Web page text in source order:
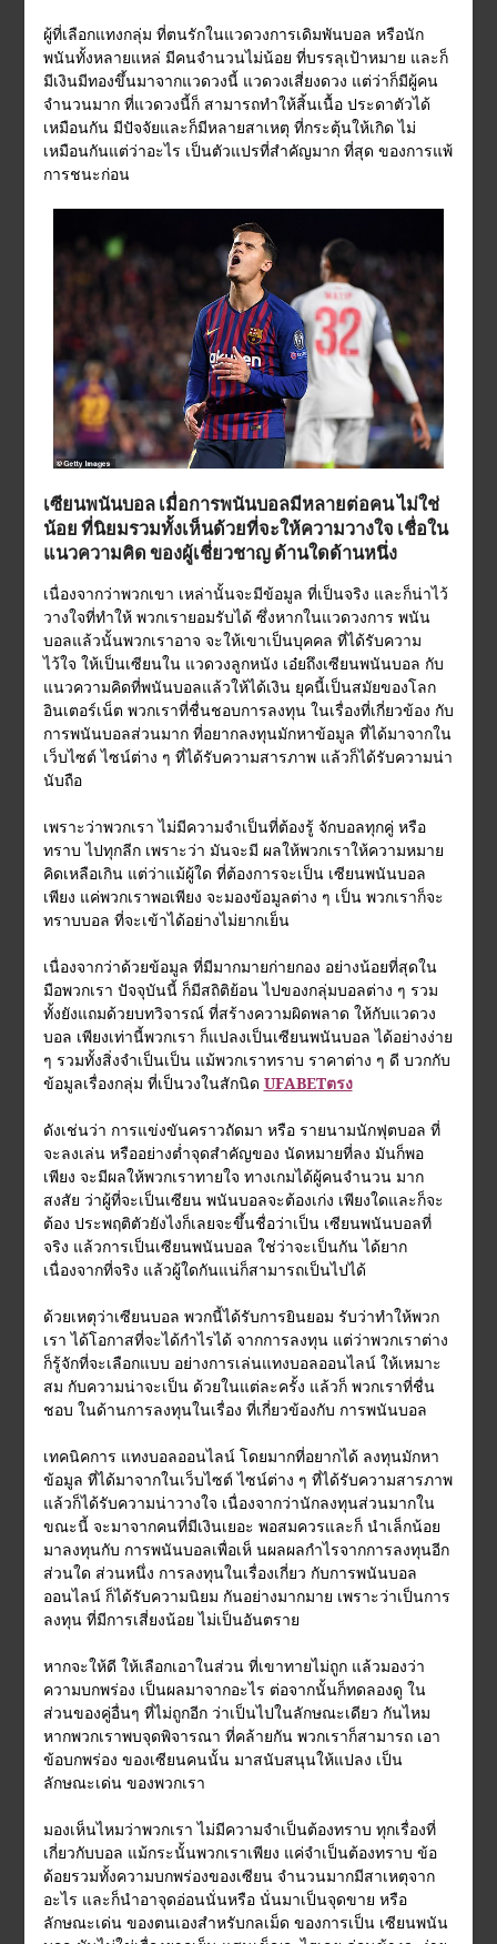
ผู้ที่เลือกแทงกลุ่ม ที่ตนรักในแวดวงการเดิมพันบอล หรือนัก
พนันทั้งหลายแหล่ มีคนจำนวนไม่น้อย ที่บรรลุเป้าหมาย และก็
มีเงินมีทองขึ้นมาจากแวดวงนี้ แวดวงเสี่ยงดวง แต่ว่าก็มีผู้คน
จำนวนมาก ที่แวดวงนี้ก็ สามารถทำให้สิ้นเนื้อ ประดาตัวได้
เหมือนกัน มีปัจจัยและก็มีหลายสาเหตุ ที่กระตุ้นให้เกิด ไม่
เหมือนกันแต่ว่าอะไร เป็นตัวแปรที่สำคัญมาก ที่สุด ของการแพ้
การชนะก่อน
เซียนพนันบอล เมื่อการพนันบอลมีหลายต่อคน ไม่ใช่
น้อย ที่นิยมรวมทั้งเห็นด้วยที่จะให้ความวางใจ เชื่อใน
แนวความคิด ของผู้เชี่ยวชาญ ด้านใดด้านหนึ่ง
เนื่องจากว่าพวกเขา เหล่านั้นจะมีข้อมูล ที่เป็นจริง และก็น่าไว้
วางใจที่ทำให้ พวกเรายอมรับได้ ซึ่งหากในแวดวงการ พนัน
บอลแล้วนั้นพวกเราอาจ จะให้เขาเป็นบุคคล ที่ได้รับความ
ไว้ใจ ให้เป็นเซียนใน แวดวงลูกหนัง เอ๋ยถึงเซียนพนันบอล กับ
แนวความคิดที่พนันบอลแล้วให้ได้เงิน ยุคนี้เป็นสมัยของโลก
อินเตอร์เน็ต พวกเราที่ชื่นชอบการลงทุน ในเรื่องที่เกี่ยวข้อง กับ
การพนันบอลส่วนมาก ที่อยากลงทุนมักหาข้อมูล ที่ได้มาจากใน
เว็บไซต์ ไซน์ต่าง ๆ ที่ได้รับความสารภาพ แล้วก็ได้รับความน่า
นับถือ
เพราะว่าพวกเรา ไม่มีความจำเป็นที่ต้องรู้ จักบอลทุกคู่ หรือ
ทราบ ไปทุกลีก เพราะว่า มันจะมี ผลให้พวกเราให้ความหมาย
คิดเหลือเกิน แต่ว่าแม้ผู้ใด ที่ต้องการจะเป็น เซียนพนันบอล
เพียง แค่พวกเราพอเพียง จะมองข้อมูลต่าง ๆ เป็น พวกเราก็จะ
ทราบบอล ที่จะเข้าได้อย่างไม่ยากเย็น
เนื่องจากว่าด้วยข้อมูล ที่มีมากมายก่ายกอง อย่างน้อยที่สุดใน
มือพวกเรา ปัจจุบันนี้ ก็มีสถิติย้อน ไปของกลุ่มบอลต่าง ๆ รวม
ทั้งยังแถมด้วยบทวิจารณ์ ที่สร้างความผิดพลาด ให้กับแวดวง
บอล เพียงเท่านี้พวกเรา ก็แปลงเป็นเซียนพนันบอล ได้อย่างง่าย
ๆ รวมทั้งสิ่งจำเป็นเป็น แม้พวกเราทราบ ราคาต่าง ๆ ดี บวกกับ
ข้อมูลเรื่องกลุ่ม ที่เป็นวงในสักนิด UFABETตรง
ดังเช่นว่า การแข่งขันคราวถัดมา หรือ รายนามนักฟุตบอล ที่
จะลงเล่น หรืออย่างต่ำจุดสำคัญของ นัดหมายที่ลง มันก็พอ
เพียง จะมีผลให้พวกเราทายใจ ทางเกมได้ผู้คนจำนวน มาก
สงสัย ว่าผู้ที่จะเป็นเซียน พนันบอลจะต้องเก่ง เพียงใดและก็จะ
ต้อง ประพฤติตัวยังไงก็เลยจะขึ้นชื่อว่าเป็น เซียนพนันบอลที่
จริง แล้วการเป็นเซียนพนันบอล ใช่ว่าจะเป็นกัน ได้ยาก
เนื่องจากที่จริง แล้วผู้ใดกันแน่ก็สามารถเป็นไปได้
ด้วยเหตุว่าเซียนบอล พวกนี้ได้รับการยินยอม รับว่าทำให้พวก
เรา ได้โอกาสที่จะได้กำไรได้ จากการลงทุน แต่ว่าพวกเราต่าง
ก็รู้จักที่จะเลือกแบบ อย่างการเล่นแทงบอลออนไลน์ ให้เหมาะ
สม กับความน่าจะเป็น ด้วยในแต่ละครั้ง แล้วก็ พวกเราที่ชื่น
ชอบ ในด้านการลงทุนในเรื่อง ที่เกี่ยวข้องกับ การพนันบอล
เทคนิคการ แทงบอลออนไลน์ โดยมากที่อยากได้ ลงทุนมักหา
ข้อมูล ที่ได้มาจากในเว็บไซต์ ไซน์ต่าง ๆ ที่ได้รับความสารภาพ
แล้วก็ได้รับความน่าวางใจ เนื่องจากว่านักลงทุนส่วนมากใน
ขณะนี้ จะมาจากคนที่มีเงินเยอะ พอสมควรและก็ นำเล็กน้อย
มาลงทุนกับ การพนันบอลเพื่อเห็ นผลผลกำไรจากการลงทุนอีก
ส่วนใด ส่วนหนึ่ง การลงทุนในเรื่องเกี่ยว กับการพนันบอล
ออนไลน์ ก็ได้รับความนิยม กันอย่างมากมาย เพราะว่าเป็นการ
ลงทุน ที่มีการเสี่ยงน้อย ไม่เป็นอันตราย
หากจะให้ดี ให้เลือกเอาในส่วน ที่เขาทายไม่ถูก แล้วมองว่า
ความบกพร่อง เป็นผลมาจากอะไร ต่อจากนั้นก็ทดลองดู ใน
ส่วนของคู่อื่นๆ ที่ไม่ถูกอีก ว่าเป็นไปในลักษณะเดียว กันไหม
หากพวกเราพบจุดพิจารณา ที่คล้ายกัน พวกเราก็สามารถ เอา
ข้อบกพร่อง ของเซียนคนนั้น มาสนับสนุนให้แปลง เป็น
ลักษณะเด่น ของพวกเรา
มองเห็นไหมว่าพวกเรา ไม่มีความจำเป็นต้องทราบ ทุกเรื่องที่
เกี่ยวกับบอล แม้กระนั้นพวกเราเพียง แค่จำเป็นต้องทราบ ข้อ
ด้อยรวมทั้งความบกพร่องของเซียน จำนวนมากมีสาเหตุจาก
อะไร และก็นำอาจุดอ่อนนั่นหรือ นั่นมาเป็นจุดขาย หรือ
ลักษณะเด่น ของตนเองสำหรับกลเม็ด ของการเป็น เซียนพนัน